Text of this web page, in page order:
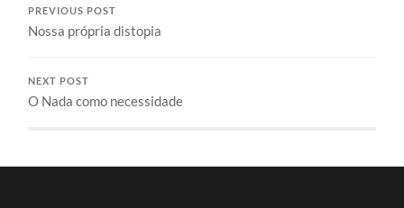
PREVIOUS POST
Nossa própria distopia
NEXT POST
O Nada como necessidade